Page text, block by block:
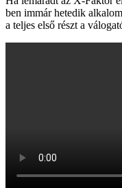
ben immár hetedik
a teljes első részt a